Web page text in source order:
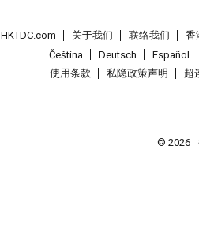
HKTDC.com 关于我们 联络我们 香
Čeština
Deutsch Español
使用条款
私隐政策声明 超
© 2026